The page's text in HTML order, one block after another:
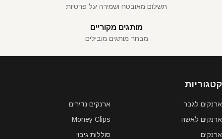
תשלום מאובטח ושמירה על פרטיות
מותגים מקוריים
מבחר מותגים מובילים
קטגוריות
ארנקים לגבר
ארנקים לאשה
ארנקים
ארנקים נדירים
Money Clips
סוללות גיבוי